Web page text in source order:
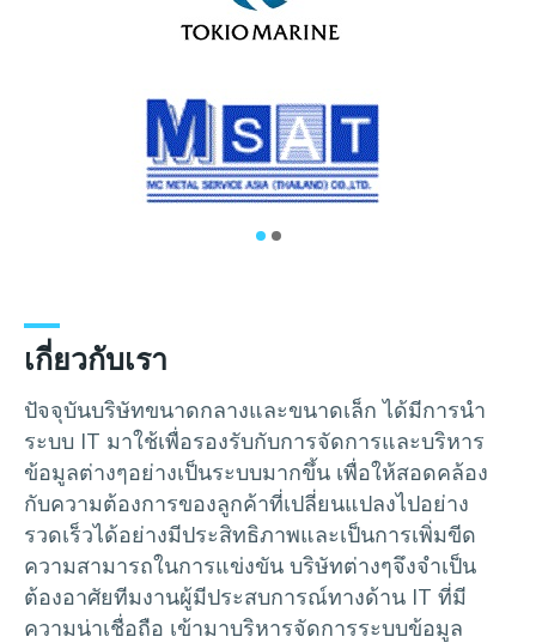
เกี่ยวกับเรา
ปัจจุบันบริษัทขนาดกลางและขนาดเล็ก ได้มีการนำ
ระบบ IT มาใช้เพื่อรองรับกับการจัดการและบริหาร
ข้อมูลต่างๆอย่างเป็นระบบมากขึ้น เพื่อให้สอดคล้อง
กับความต้องการของลูกค้าที่เปลี่ยนแปลงไปอย่าง
รวดเร็วได้อย่างมีประสิทธิภาพและเป็นการเพิ่มขีด
ความสามารถในการแข่งขัน บริษัทต่างๆจึงจำเป็น
ต้องอาศัยทีมงานผู้มีประสบการณ์ทางด้าน IT ที่มี
ความน่าเชื่อถือ เข้ามาบริหารจัดการระบบข้อมูล